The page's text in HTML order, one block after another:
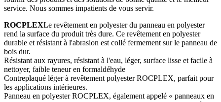
service. Nous sommes impatients de vous servir.
ROCPLEXLe revêtement en polyester du panneau en polyester
rend la surface du produit très dure. Ce revêtement en polyester
durable et résistant à l'abrasion est collé fermement sur le panneau de
bois dur.
Résistant aux rayures, résistant à l'eau, léger, surface lisse et facile à
nettoyer, faible teneur en formaldéhyde
Contreplaqué léger à revêtement polyester ROCPLEX, parfait pour
les applications intérieures.
Panneau en polyester ROCPLEX, également appelé « panneaux en